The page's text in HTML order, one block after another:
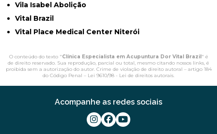
Vila Isabel Abolição
Vital Brazil
Vital Place Medical Center Niterói
O conteúdo do texto "Clínica Especialista em Acupuntura Dor Vital Brazil " é
de direito reservado. Sua reprodução, parcial ou total, mesmo citando nossos links, é
proibida sem a autorização do autor. Crime de violação de direito autoral – artigo 184
do Código Penal – Lei 9610/98 - Lei de direitos autorais.
Acompanhe as redes sociais